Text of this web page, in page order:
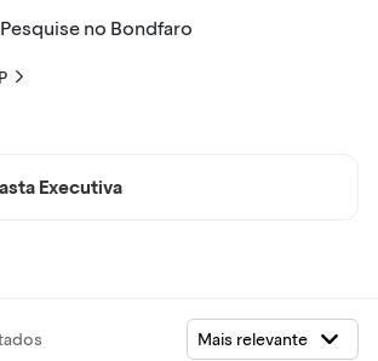
Pesquise
Bondfaro
Executiva